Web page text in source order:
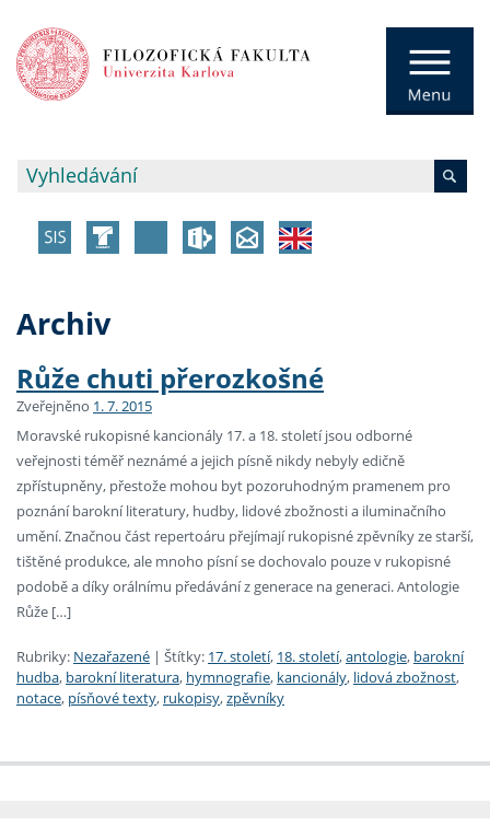
Archiv
Růže chuti přerozkošné
Zveřejněno 1. 7. 2015
Moravské rukopisné kancionály 17. a 18. století jsou odborné
veřejnosti téměř neznámé a jejich písně nikdy nebyly edičně
zpřístupněny, přestože mohou byt pozoruhodným pramenem pro
poznání barokní literatury, hudby, lidové zbožnosti a iluminačního
umění. Značnou část repertoáru přejímají rukopisné zpěvníky ze starší,
tištěné produkce, ale mnoho písní se dochovalo pouze v rukopisné
podobě a díky orálnímu předávání z generace na generaci. Antologie
Růže […]
Rubriky: Nezařazené | Štítky: 17. století, 18. století,antologie, barokní
hudba, barokní literatura, hymnografie, kancionály, lidová zbožnost,
notace, písňové texty, rukopisy,zpěvníky